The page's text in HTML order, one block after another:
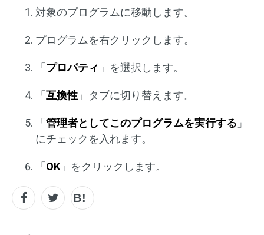
対象のプログラムに移動します。
プログラムを右クリックします。
「 プロパティ 」を選択します。
「 互換性 」タブに切り替えます。
「 管理者としてこのプログラムを実行する 」
にチェックを入れます。
「 OK 」をクリックします。